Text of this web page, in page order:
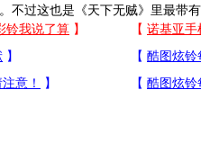
不过这也是《天下无贼》里最带有